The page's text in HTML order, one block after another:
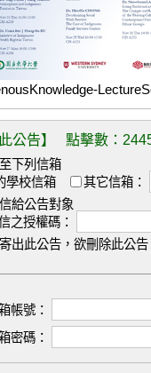
此公告】 點擊數：
下列信箱
學校信箱
其它信箱：
給公告對象
之授權碼：
出此公告，欲刪除此公
帳號：
密碼：